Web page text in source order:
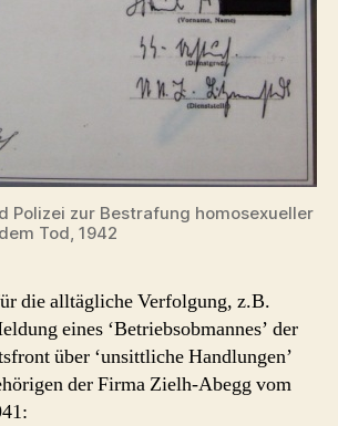
Polizei zur Bestrafung homosexueller
Tod, 1942
die alltägliche Verfolgung, z.B.
eines ‘Betriebsobmannes’ der
über ‘unsittliche Handlungen’
der Firma Zielh-Abegg vom